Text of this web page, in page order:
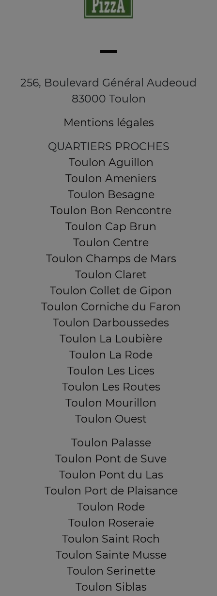
256, Boulevard Général Audeoud
83000 Toulon
Mentions légales
QUARTIERS PROCHES
Toulon Aguillon
Toulon Ameniers
Toulon Besagne
Toulon Bon Rencontre
Toulon Cap Brun
Toulon Centre
Toulon Champs de Mars
Toulon Claret
Toulon Collet de Gipon
Toulon Corniche du Faron
Toulon Darboussedes
Toulon La Loubière
Toulon La Rode
Toulon Les Lices
Toulon Les Routes
Toulon Mourillon
Toulon Ouest
Toulon Palasse
Toulon Pont de Suve
Toulon Pont du Las
Toulon Port de Plaisance
Toulon Rode
Toulon Roseraie
Toulon Saint Roch
Toulon Sainte Musse
Toulon Serinette
Toulon Siblas